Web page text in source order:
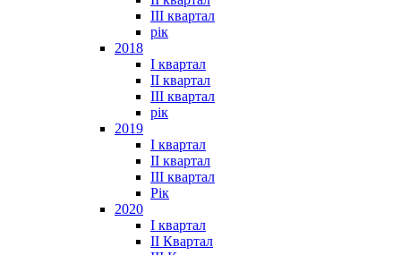
III квартал
рік
2018
I квартал
II квартал
III квартал
рік
2019
I квартал
II квартал
III квартал
Рік
2020
I квартал
II Квартал